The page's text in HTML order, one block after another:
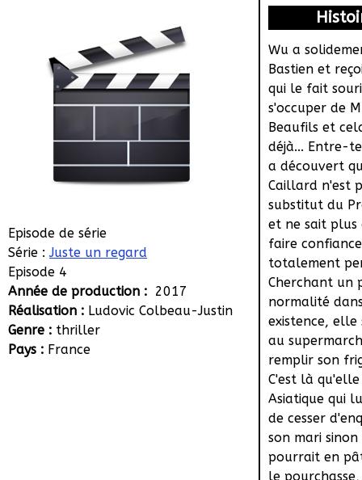
Episode de série
Série :Juste un regard
Episode 4
Année de production : 2017
Réalisation : Ludovic Colbeau-Justin
Genre : thriller
Pays : France
Wu a
Bastien et
qui le fait
s'occuper de
Beaufils et
déjà... Entre-
a découvert
Caillard n'est
substitut du
et ne sait plus
faire
totalement
Cherchant un
normalité
existence, elle
au
remplir son
C'est là
Asiatique qui
de cesser
son mari
pourrait en
le